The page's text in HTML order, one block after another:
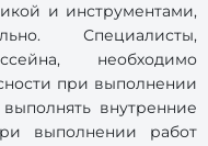
и инструментами,
Специалисты,
необходимо
при выполнении
внутренние
выполнении работ